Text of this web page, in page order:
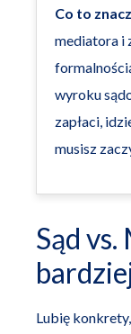
Co to
mediatora i
wyroku
zapłaci,
musisz
Sąd
Lubię